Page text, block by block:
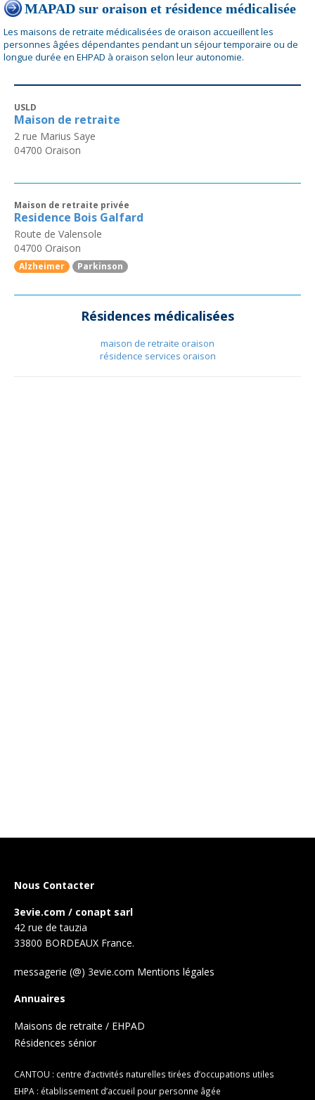
MAPAD sur oraison et résidence médicalisée
Les maisons de retraite médicalisées de oraison accueillent les
personnes âgées dépendantes pendant un séjour temporaire ou de
longue durée en EHPAD à oraison selon leur autonomie.
USLD
Maison de retraite
2 rue Marius Saye
04700 Oraison
Maison de retraite privée
Residence Bois Galfard
Route de Valensole
04700 Oraison
Alzheimer Parkinson
Résidences médicalisées
maison de retraite oraison
résidence services oraison
Nous Contacter
3evie.com / conapt sarl
42 rue de tauzia
33800 BORDEAUX France.
messagerie (@) 3evie.com Mentions légales
Annuaires
Maisons de retraite / EHPAD
Résidences sénior
CANTOU : centre d’activités naturelles tirées d’occupations utiles
EHPA : établissement d’accueil pour personne âgée